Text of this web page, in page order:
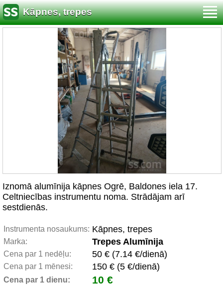
Kāpnes, trepes
Iznomā alumīnija kāpnes Ogrē, Baldones iela 17.
Celtniecības instrumentu noma. Strādājam arī
sestdienās.
Instrumenta nosaukums: Kāpnes, trepes
Marka: Trepes Alumīnija
Cena par 1 nedēļu: 50 € (7.14 €/dienā)
Cena par 1 mēnesi: 150 € (5 €/dienā)
Cena par 1 dienu: 10 €